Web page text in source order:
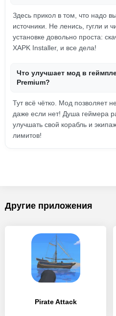
Здесь прикол в том, что надо
источники. Не ленись, гугли и
установке довольно проста:
XAPK Installer, и все дела!
Что улучшает мод в
Premium?
Тут всё чётко. Мод позволяет
даже если нет! Душа геймера
улучшать свой корабль и
лимитов!
Другие приложения
Pirate Attack